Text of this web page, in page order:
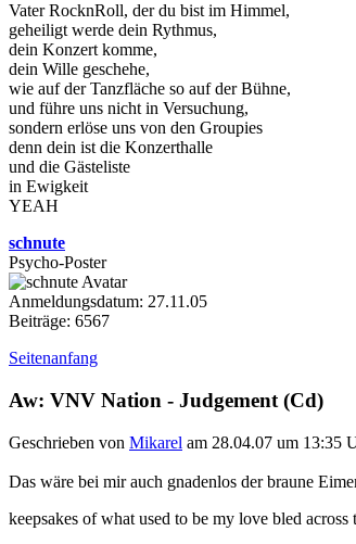
Vater RocknRoll, der du bist im Himmel,
geheiligt werde dein Rythmus,
dein Konzert komme,
dein Wille geschehe,
wie auf der Tanzfläche so auf der Bühne,
und führe uns nicht in Versuchung,
sondern erlöse uns von den Groupies
denn dein ist die Konzerthalle
und die Gästeliste
in Ewigkeit
YEAH
schnute
Psycho-Poster
Anmeldungsdatum: 27.11.05
Beiträge: 6567
Seitenanfang
Aw: VNV Nation - Judgement (Cd)
Geschrieben von Mikarel am 28.04.07 um 13:35
Das wäre bei mir auch gnadenlos der braune
keepsakes of what used to be my love bled